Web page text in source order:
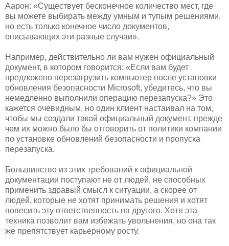
Аарон: «Существует бесконечное количество мест, где
вы можете выбирать между умным и тупым решениями,
но есть только конечное число документов,
описывающих эти разные случаи».
Например, действительно ли вам нужен официальный
документ, в котором говорится: «Если вам будет
предложено перезагрузить компьютер после установки
обновления безопасности Microsoft, убедитесь, что вы
немедленно выполнили операцию перезапуска?» Это
кажется очевидным, но один клиент настаивал на том,
чтобы мы создали такой официальный документ, прежде
чем их можно было бы отговорить от политики компании
по установке обновлений безопасности и пропуска
перезапуска.
Большинство из этих требований к официальной
документации поступают не от людей, не способных
применить здравый смысл к ситуации, а скорее от
людей, которые не хотят принимать решения и хотят
повесить эту ответственность на другого. Хотя эта
техника позволит вам избежать увольнения, но она так
же препятствует карьерному росту.